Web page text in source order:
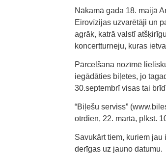
Nākamā gada 18. maijā
Eirovīzijas uzvarētāji un
agrāk, katrā valstī
koncertturneju, kuras
Pārcelšana nozīmē
iegādāties biļetes, jo
30.septembrī visas tai
“Biļešu serviss”
otrdien, 22. martā, plkst.
Savukārt tiem, kuriem
derīgas uz jauno datumu.